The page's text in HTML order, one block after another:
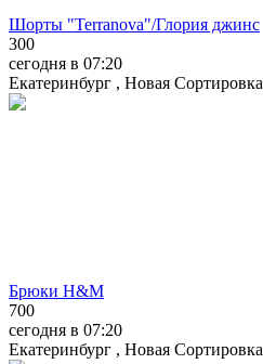
Шорты "Terranova"/Глория джинс
300
сегодня в 07:20
Екатеринбург , Новая Сортировка
Брюки H&M
700
сегодня в 07:20
Екатеринбург , Новая Сортировка